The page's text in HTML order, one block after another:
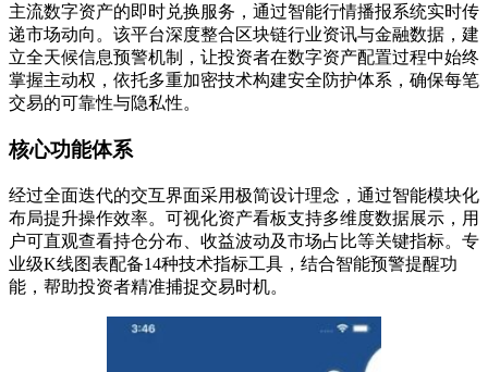
主流数字资产的即时兑换服务，通过智能行情播报系统实时传
递市场动向。该平台深度整合区块链行业资讯与金融数据，建
立全天候信息预警机制，让投资者在数字资产配置过程中始终
掌握主动权，依托多重加密技术构建安全防护体系，确保每笔
交易的可靠性与隐私性。
核心功能体系
经过全面迭代的交互界面采用极简设计理念，通过智能模块化
布局提升操作效率。可视化资产看板支持多维度数据展示，用
户可直观查看持仓分布、收益波动及市场占比等关键指标。专
业级K线图表配备14种技术指标工具，结合智能预警提醒功
能，帮助投资者精准捕捉交易时机。